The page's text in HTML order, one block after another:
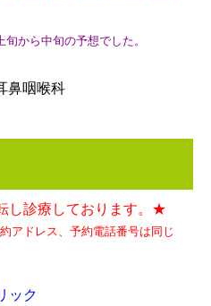
から中旬の予想でした。
鼻咽喉科
し診療しております。★
アドレス、予約電話番号は同じ
ック